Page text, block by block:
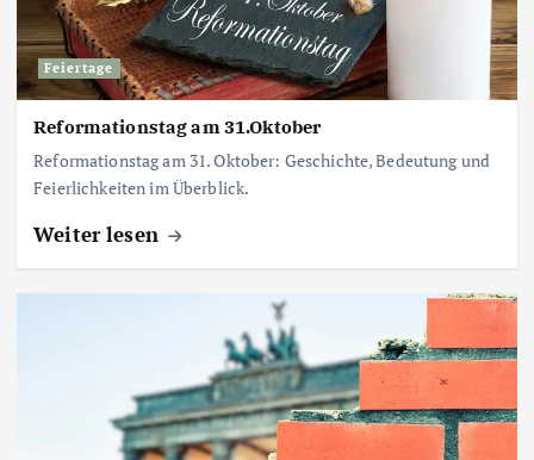
Feiertage
Reformationstag am 31.Oktober
Reformationstag am 31. Oktober: Geschichte, Bedeutung und
Feierlichkeiten im Überblick.
Weiter lesen